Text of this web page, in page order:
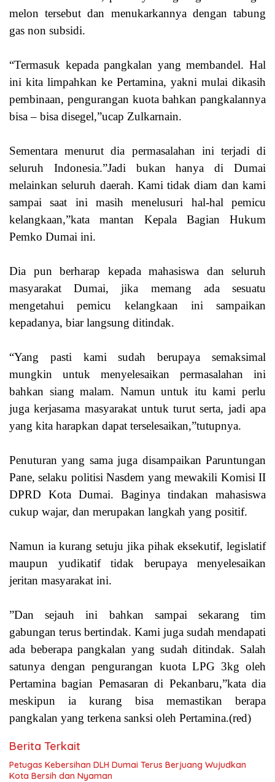
melon tersebut dan menukarkannya dengan tabung
gas non subsidi.
“Termasuk kepada pangkalan yang membandel. Hal
ini kita limpahkan ke Pertamina, yakni mulai dikasih
pembinaan, pengurangan kuota bahkan pangkalannya
bisa – bisa disegel,”ucap Zulkarnain.
Sementara menurut dia permasalahan ini terjadi di
seluruh Indonesia.”Jadi bukan hanya di Dumai
melainkan seluruh daerah. Kami tidak diam dan kami
sampai saat ini masih menelusuri hal-hal pemicu
kelangkaan,”kata mantan Kepala Bagian Hukum
Pemko Dumai ini.
Dia pun berharap kepada mahasiswa dan seluruh
masyarakat Dumai, jika memang ada sesuatu
mengetahui pemicu kelangkaan ini sampaikan
kepadanya, biar langsung ditindak.
“Yang pasti kami sudah berupaya semaksimal
mungkin untuk menyelesaikan permasalahan ini
bahkan siang malam. Namun untuk itu kami perlu
juga kerjasama masyarakat untuk turut serta, jadi apa
yang kita harapkan dapat terselesaikan,”tutupnya.
Penuturan yang sama juga disampaikan Paruntungan
Pane, selaku politisi Nasdem yang mewakili Komisi II
DPRD Kota Dumai. Baginya tindakan mahasiswa
cukup wajar, dan merupakan langkah yang positif.
Namun ia kurang setuju jika pihak eksekutif, legislatif
maupun yudikatif tidak berupaya menyelesaikan
jeritan masyarakat ini.
”Dan sejauh ini bahkan sampai sekarang tim
gabungan terus bertindak. Kami juga sudah mendapati
ada beberapa pangkalan yang sudah ditindak. Salah
satunya dengan pengurangan kuota LPG 3kg oleh
Pertamina bagian Pemasaran di Pekanbaru,”kata dia
meskipun ia kurang bisa memastikan berapa
pangkalan yang terkena sanksi oleh Pertamina.(red)
Berita Terkait
Petugas Kebersihan DLH Dumai Terus Berjuang Wujudkan
Kota Bersih dan Nyaman